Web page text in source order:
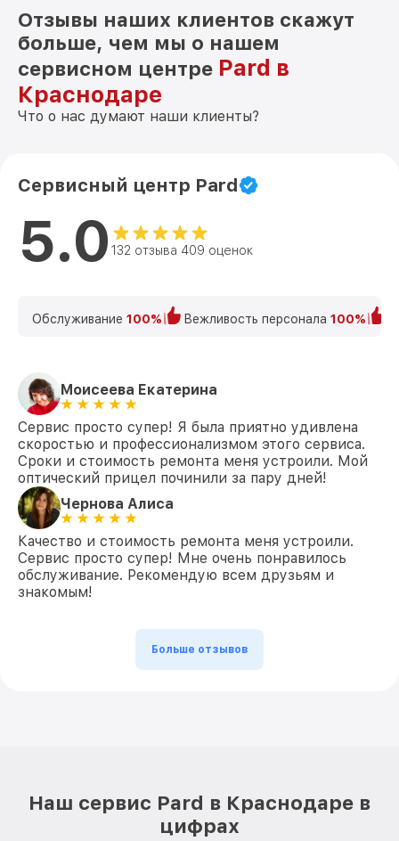
Отзывы наших клиентов скажут
больше, чем мы о нашем
сервисном центре Pard в
Краснодаре
Что о нас думают наши клиенты?
Сервисный центр Pard
5.0 132 отзыва 409 оценок
Обслуживание 100% Вежливость персонала 100%
Моисеева Екатерина
Сервис просто супер! Я была приятно удивлена
скоростью и профессионализмом этого сервиса.
Сроки и стоимость ремонта меня устроили. Мой
оптический прицел починили за пару дней!
Чернова Алиса
Качество и стоимость ремонта меня устроили.
Сервис просто супер! Мне очень понравилось
обслуживание. Рекомендую всем друзьям и
знакомым!
Больше отзывов
Наш сервис Pard в Краснодаре в
цифрах